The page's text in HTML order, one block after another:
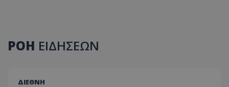
ΡΟΗ ΕΙΔΗΣΕΩΝ
ΔΙΕΘΝΗ